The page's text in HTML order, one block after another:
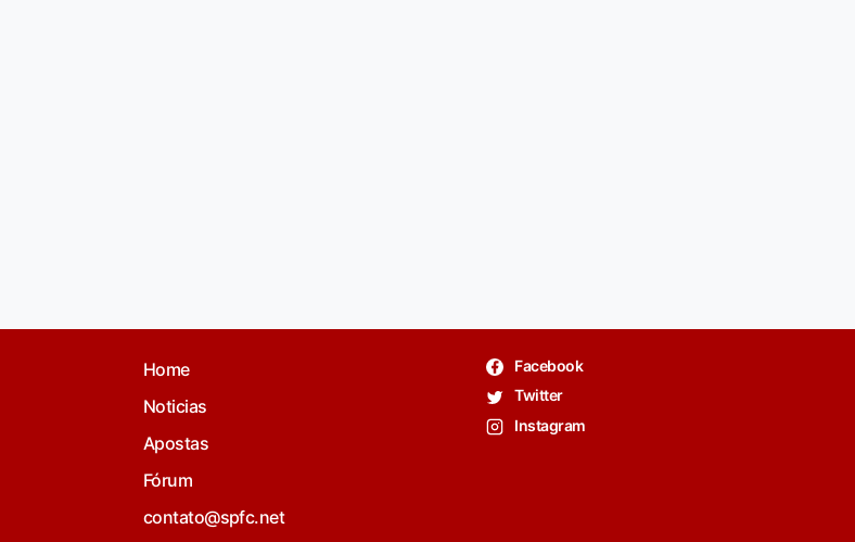
Home
Noticias
Apostas
Fórum
contato@spfc.net
Facebook
Twitter
Instagram